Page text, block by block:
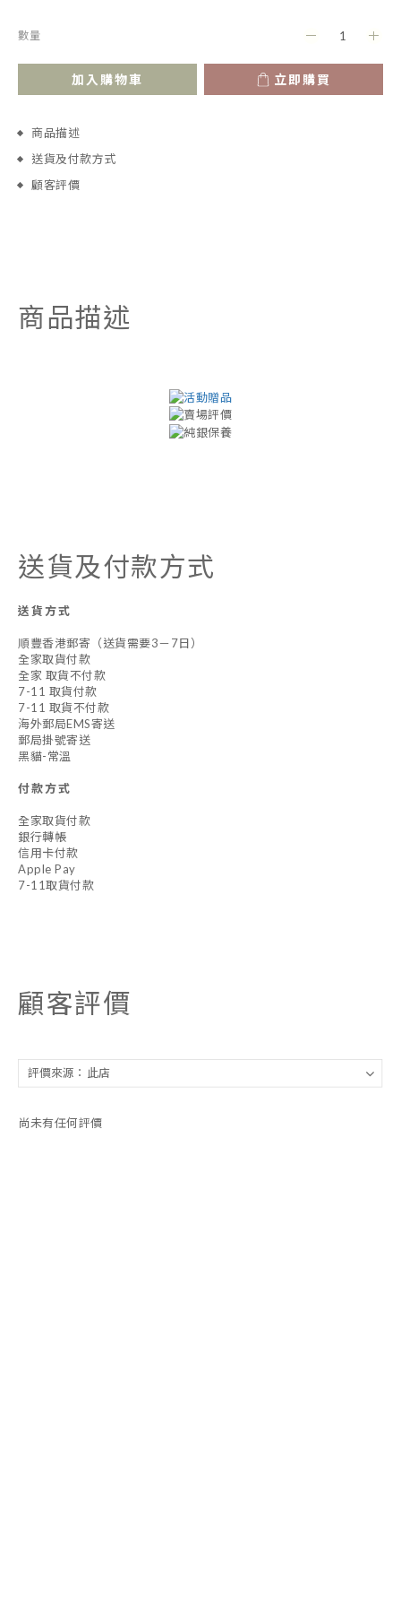
數量
加入購物車 立即購買
商品描述
送貨及付款方式
顧客評價
商品描述
送貨及付款方式
送貨方式
順豐香港郵寄（送貨需要3－7日）
全家取貨付款
全家 取貨不付款
7-11 取貨付款
7-11 取貨不付款
海外郵局EMS寄送
郵局掛號寄送
黑貓-常溫
付款方式
全家取貨付款
銀行轉帳
信用卡付款
Apple Pay
7-11取貨付款
顧客評價
尚未有任何評價